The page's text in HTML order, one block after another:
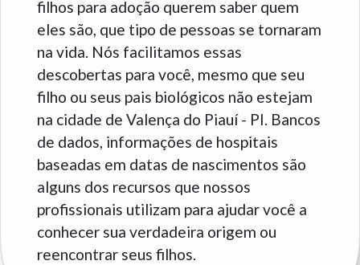
filhos para adoção querem saber quem
eles são, que tipo de pessoas se tornaram
na vida. Nós facilitamos essas
descobertas para você, mesmo que seu
filho ou seus pais biológicos não estejam
na cidade de Valença do Piauí - PI. Bancos
de dados, informações de hospitais
baseadas em datas de nascimentos são
alguns dos recursos que nossos
profissionais utilizam para ajudar você a
conhecer sua verdadeira origem ou
reencontrar seus filhos.